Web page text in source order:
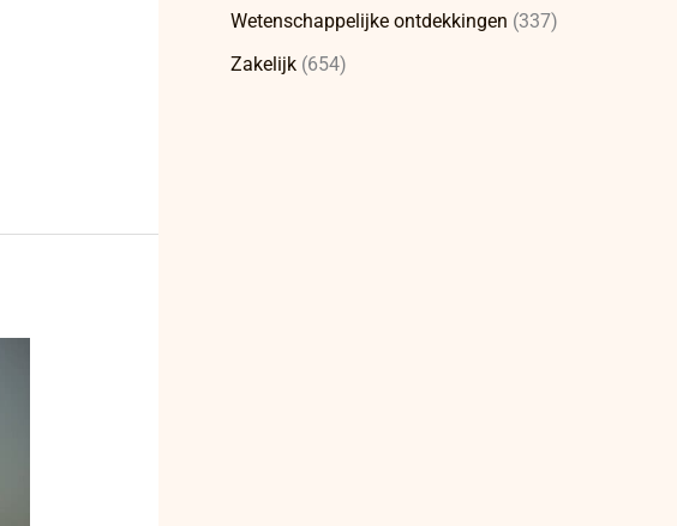
Wetenschappelijke ontdekkingen (337)
Zakelijk (654)